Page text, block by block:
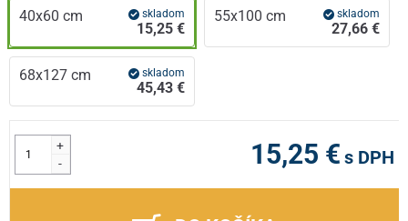
40x60 cm skladom
15,25 €
55x100 cm skladom
27,66 €
68x127 cm skladom
45,43 €
+
-
15,25 € s DPH